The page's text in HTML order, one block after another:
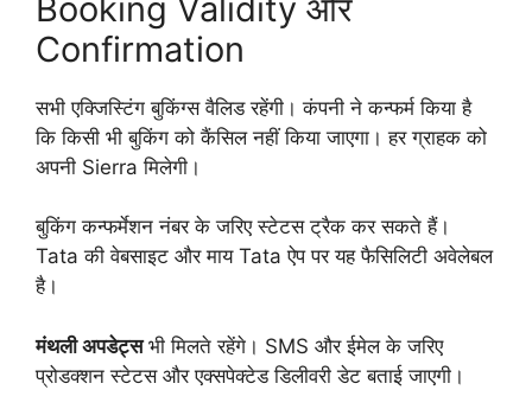
Booking Validity और
Confirmation
सभी एक्जिस्टिंग बुकिंग्स वैलिड रहेंगी। कंपनी ने कन्फर्म किया है
कि किसी भी बुकिंग को कैंसिल नहीं किया जाएगा। हर ग्राहक को
अपनी Sierra मिलेगी।
बुकिंग कन्फर्मेशन नंबर के जरिए स्टेटस ट्रैक कर सकते हैं।
Tata की वेबसाइट और माय Tata ऐप पर यह फैसिलिटी अवेलेबल
है।
मंथली अपडेट्सभी मिलते रहेंगे। SMS और ईमेल के जरिए
प्रोडक्शन स्टेटस और एक्सपेक्टेड डिलीवरी डेट बताई जाएगी।